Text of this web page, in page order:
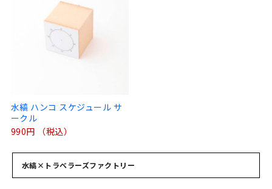
水縞 ハンコ スケジュール サ
ークル
990円 （税込）
水縞×トラベラーズファクトリー